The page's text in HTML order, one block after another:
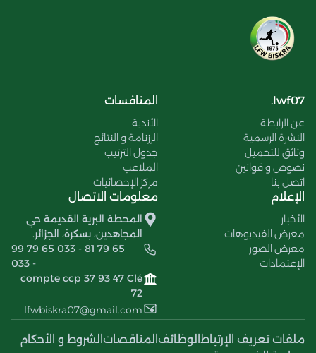
lwf07.
عن الرابطة
النشرة الرسمية
وثائق للتحميل
نصوص و قوانين
اتصل بنا
المنافسات
الأندية
الرزنامة و النتائج
جدول الترتيب
الملاعب
مركز الإحصائيات
الإعلام
الأخبار
معرض الفيديوهات
معرض الصور
الإعتمادات
معلومات الاتصال
المحطة البرية القديمة حي
المجاهدين، بسكرة، الجزائر.
99 79 65 033 - 81 79 65
033 -
compte ccp 37 93 47 Clé
72
lfwbiskra07@gmail.com
ملفات تعريف الإرتباط الوظائف المناقصات الشروط و الأحكام